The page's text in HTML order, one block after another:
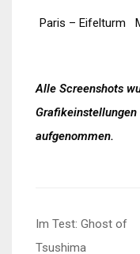
Paris – Eifelturm
Alle Screenshots
aufgenommen.
Im Test: Ghost of
Tsushima